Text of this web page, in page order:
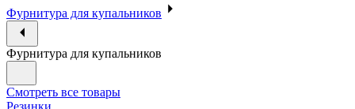
Фурнитура для купальников
Фурнитура для купальников
Смотреть все товары
Резинки